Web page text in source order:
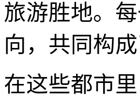
旅游胜地。
向，共同构
在这些都市